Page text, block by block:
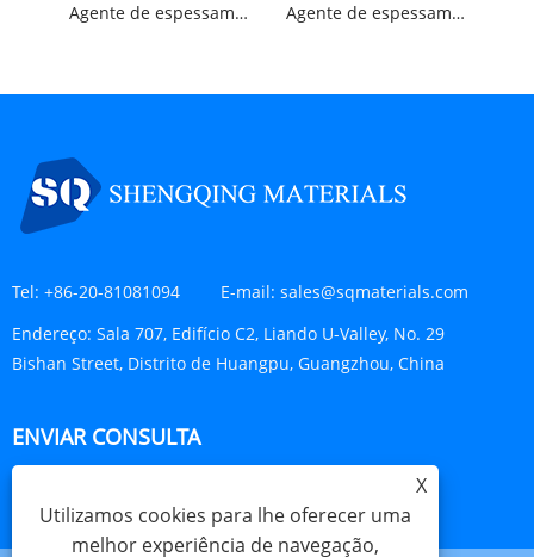
Agente de espessamento de shampoo PEG-150 PENTAERYTRITHLEL TETRASTEARATETE Agente de espessamento PEG-120 Metil Glucose Triolate
Tel: +86-20-81081094 E-mail: sales@sqmaterials.com
Endereço: Sala 707, Edifício C2, Liando U-Valley, No. 29
Bishan Street, Distrito de Huangpu, Guangzhou, China
ENVIAR CONSULTA
X
Utilizamos cookies para lhe oferecer uma
melhor experiência de navegação,